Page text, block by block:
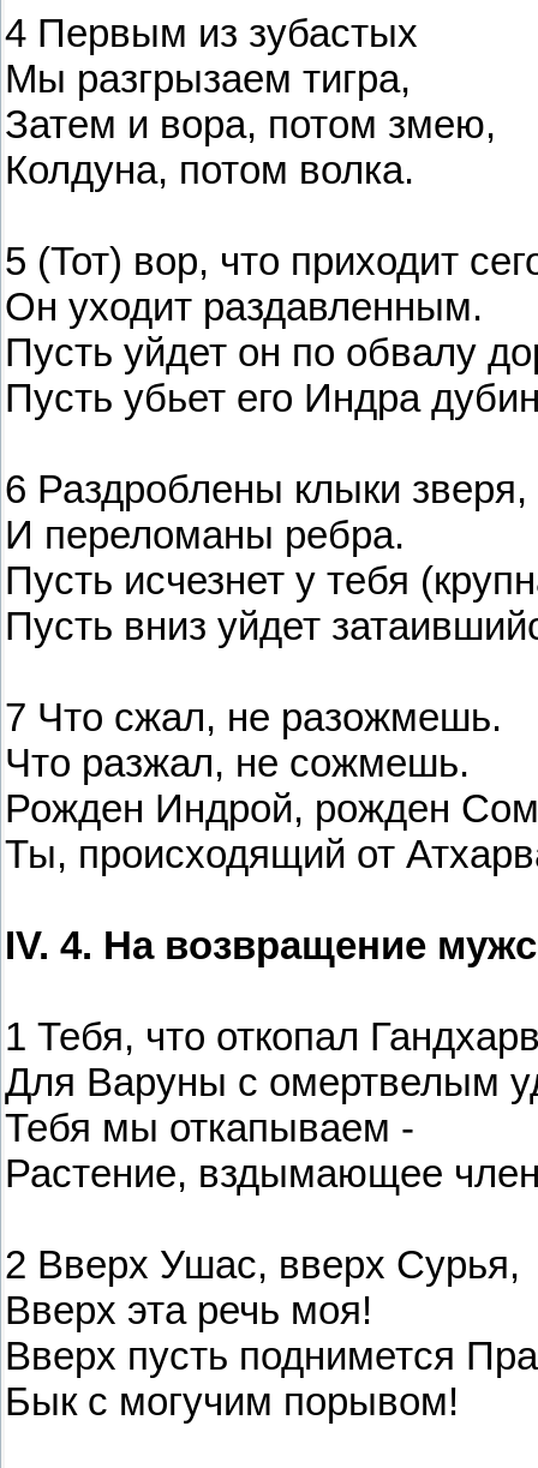
4 Первым из зубастых
Мы разгрызаем тигра,
Затем и вора, потом змею,
Колдуна, потом волка.
5 (Тот) вор, что приходит
Он уходит раздавленным.
Пусть уйдет он по обвалу
Пусть убьет его Индра
6 Раздроблены клыки зверя,
И переломаны ребра.
Пусть исчезнет у тебя
Пусть вниз уйдет
7 Что сжал, не разожмешь.
Что разжал, не сожмешь.
Рожден Индрой, рожден
Ты, происходящий от
IV. 4. На возвращение
1 Тебя, что откопал
Для Варуны с омертвелым
Тебя мы откапываем -
Растение, вздымающее
2 Вверх Ушас, вверх Сурья,
Вверх эта речь моя!
Вверх пусть поднимется
Бык с могучим порывом!